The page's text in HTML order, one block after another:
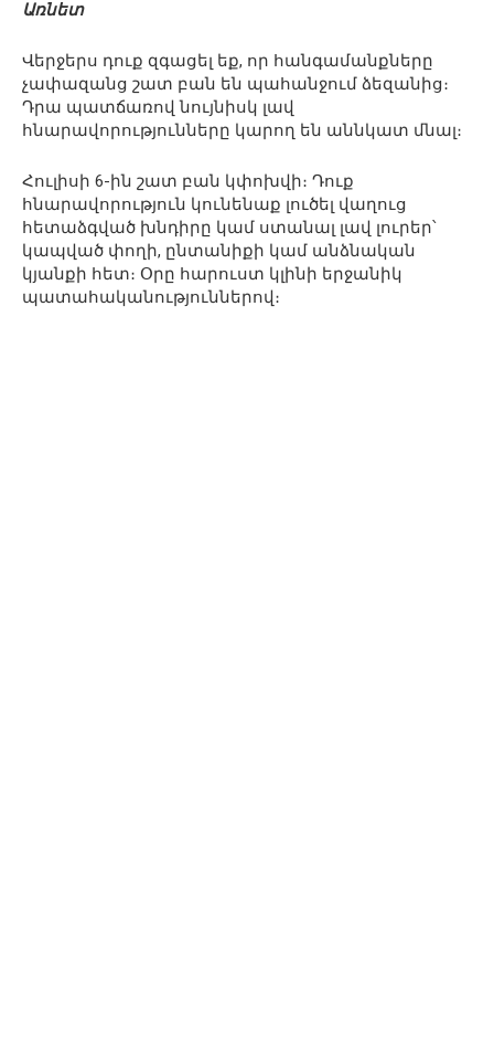
Առնետ
Վերջերս դուք զգացել եք, որ հանգամանքները
չափազանց շատ բան են պահանջում ձեզանից։
Դրա պատճառով նույնիսկ լավ
հնարավորությունները կարող են աննկատ մնալ։
Հուլիսի 6-ին շատ բան կփոխվի։ Դուք
հնարավորություն կունենաք լուծել վաղուց
հետաձգված խնդիրը կամ ստանալ լավ լուրեր՝
կապված փողի, ընտանիքի կամ անձնական
կյանքի հետ։ Օրը հարուստ կլինի երջանիկ
պատահականություններով։